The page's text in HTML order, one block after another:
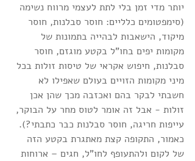
יותר מדי זמן בלי לתת לעצמי מרווח נשימה
(סימפטומים כלליים: חוסר סבלנות, חוסר
מיקוד, הישאבות לבהייה בתמונות של
מקומות יפים בחו"ל בקטע מוגזם, חוסר
סבלנות, חיפוש אקראי של טיסות זולות בכל
מיני מקומות הזויים בעולם שאפילו לא
חשבתי לבקר בהם ואכזבה מכך שהן אכן
זולות - אבל זה אומר לטוס מחר על הבוקר,
עייפות חריגה, חוסר סבלנות כבר כתבתי?).
כאמור, התקופה קצת מאתגרת בקטע הזה
של לקום ולהתעופף לחו"ל, חגים – ארוחות